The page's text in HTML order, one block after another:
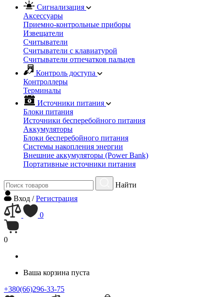
Сигнализация
Аксессуары
Приемно-контрольные приборы
Извещатели
Считыватели
Cчитыватели с клавиатурой
Cчитыватели отпечатков пальцев
Контроль доступа
Контроллеры
Терминалы
Источники питания
Блоки питания
Источники бесперебойного питания
Аккумуляторы
Блоки бесперебойного питания
Системы накопления энергии
Внешние аккумуляторы (Power Bank)
Портативные источники питания
Найти
Вход /Регистрация
0
0
Ваша корзина пуста
+380(66)296-33-75